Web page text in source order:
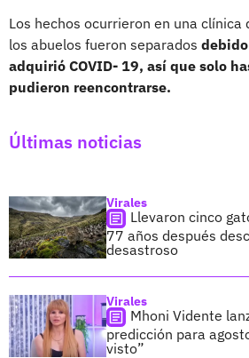
Los hechos ocurrieron en una clínica
los abuelos fueron separados
adquirió COVID- 19, así que solo
pudieron reencontrarse.
Últimas noticias
Virales
Llevaron cinco
77 años después
desastroso
Virales
Mhoni Vidente
predicción para
visto”